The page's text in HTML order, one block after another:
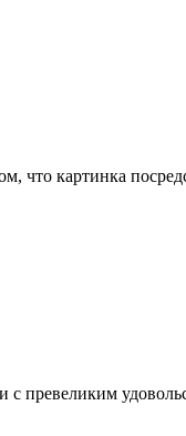
что картинка
превеликим